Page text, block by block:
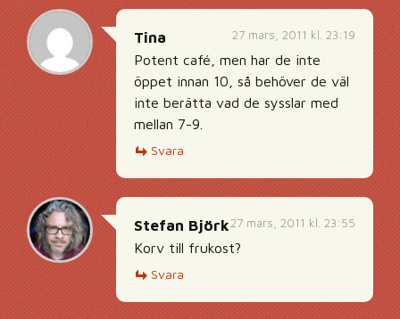
27 mars, 2011 kl. 23:19
Tina
Potent café, men har de inte
öppet innan 10, så behöver de väl
inte berätta vad de sysslar med
mellan 7-9.
Svara
27 mars, 2011 kl. 23:55
Stefan Björk
Korv till frukost?
Svara